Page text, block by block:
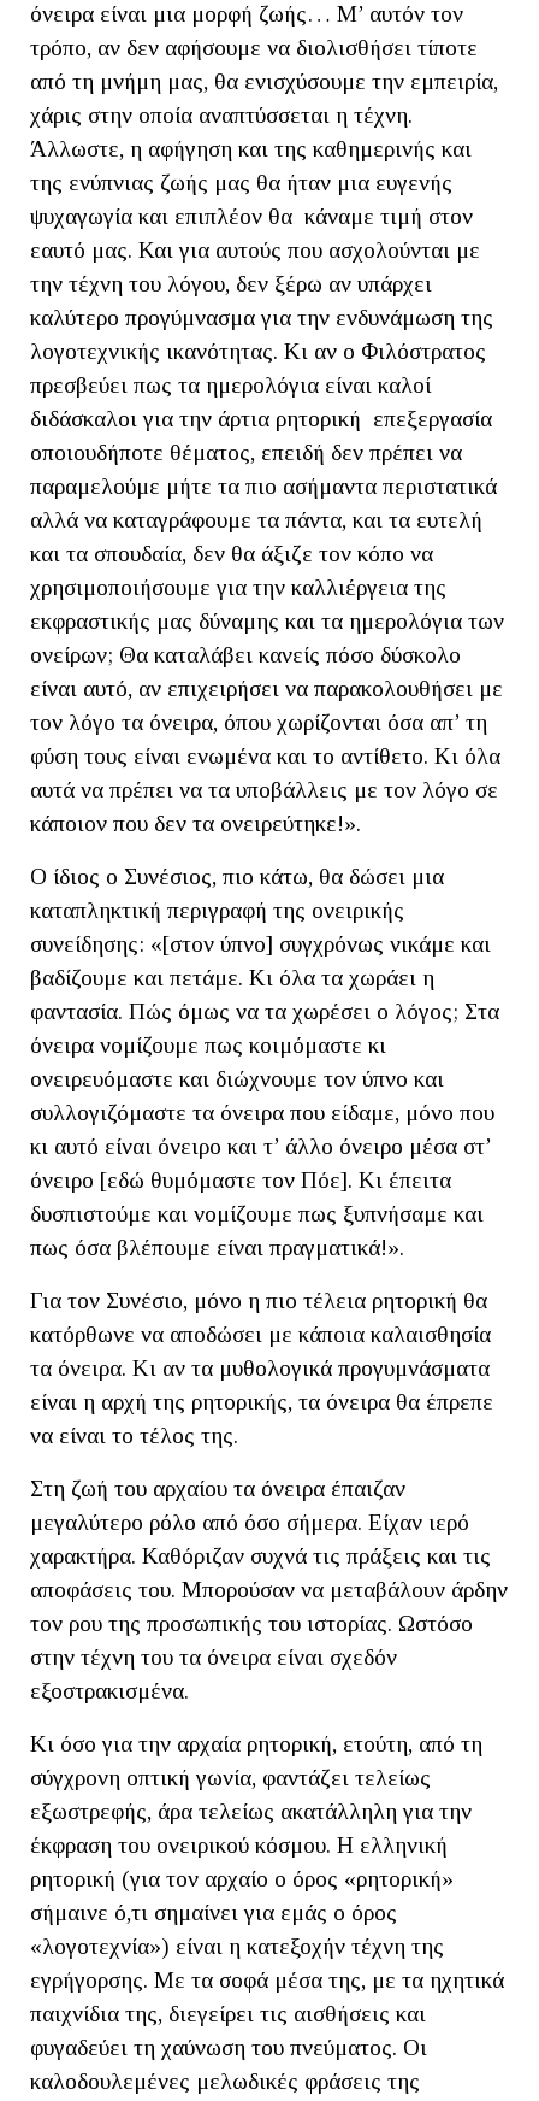
όνειρα είναι μια μορφή ζωής… Μ’ αυτόν τον
τρόπο, αν δεν αφήσουμε να διολισθήσει τίποτε
από τη μνήμη μας, θα ενισχύσουμε την εμπειρία,
χάρις στην οποία αναπτύσσεται η τέχνη.
Άλλωστε, η αφήγηση και της καθημερινής και
της ενύπνιας ζωής μας θα ήταν μια ευγενής
ψυχαγωγία και επιπλέον θα κάναμε τιμή στον
εαυτό μας. Και για αυτούς που ασχολούνται με
την τέχνη του λόγου, δεν ξέρω αν υπάρχει
καλύτερο προγύμνασμα για την ενδυνάμωση της
λογοτεχνικής ικανότητας. Κι αν ο Φιλόστρατος
πρεσβεύει πως τα ημερολόγια είναι καλοί
διδάσκαλοι για την άρτια ρητορική επεξεργασία
οποιουδήποτε θέματος, επειδή δεν πρέπει να
παραμελούμε μήτε τα πιο ασήμαντα περιστατικά
αλλά να καταγράφουμε τα πάντα, και τα ευτελή
και τα σπουδαία, δεν θα άξιζε τον κόπο να
χρησιμοποιήσουμε για την καλλιέργεια της
εκφραστικής μας δύναμης και τα ημερολόγια των
ονείρων; Θα καταλάβει κανείς πόσο δύσκολο
είναι αυτό, αν επιχειρήσει να παρακολουθήσει με
τον λόγο τα όνειρα, όπου χωρίζονται όσα απ’ τη
φύση τους είναι ενωμένα και το αντίθετο. Κι όλα
αυτά να πρέπει να τα υποβάλλεις με τον λόγο σε
κάποιον που δεν τα ονειρεύτηκε!».
Ο ίδιος ο Συνέσιος, πιο κάτω, θα δώσει μια
καταπληκτική περιγραφή της ονειρικής
συνείδησης: «[στον ύπνο] συγχρόνως νικάμε και
βαδίζουμε και πετάμε. Κι όλα τα χωράει η
φαντασία. Πώς όμως να τα χωρέσει ο λόγος; Στα
όνειρα νομίζουμε πως κοιμόμαστε κι
ονειρευόμαστε και διώχνουμε τον ύπνο και
συλλογιζόμαστε τα όνειρα που είδαμε, μόνο που
κι αυτό είναι όνειρο και τ’ άλλο όνειρο μέσα στ’
όνειρο [εδώ θυμόμαστε τον Πόε]. Κι έπειτα
δυσπιστούμε και νομίζουμε πως ξυπνήσαμε και
πως όσα βλέπουμε είναι πραγματικά!».
Για τον Συνέσιο, μόνο η πιο τέλεια ρητορική θα
κατόρθωνε να αποδώσει με κάποια καλαισθησία
τα όνειρα. Κι αν τα μυθολογικά προγυμνάσματα
είναι η αρχή της ρητορικής, τα όνειρα θα έπρεπε
να είναι το τέλος της.
Στη ζωή του αρχαίου τα όνειρα έπαιζαν
μεγαλύτερο ρόλο από όσο σήμερα. Είχαν ιερό
χαρακτήρα. Καθόριζαν συχνά τις πράξεις και τις
αποφάσεις του. Μπορούσαν να μεταβάλουν άρδην
τον ρου της προσωπικής του ιστορίας. Ωστόσο
στην τέχνη του τα όνειρα είναι σχεδόν
εξοστρακισμένα.
Κι όσο για την αρχαία ρητορική, ετούτη, από τη
σύγχρονη οπτική γωνία, φαντάζει τελείως
εξωστρεφής, άρα τελείως ακατάλληλη για την
έκφραση του ονειρικού κόσμου. Η ελληνική
ρητορική (για τον αρχαίο ο όρος «ρητορική»
σήμαινε ό,τι σημαίνει για εμάς ο όρος
«λογοτεχνία») είναι η κατεξοχήν τέχνη της
εγρήγορσης. Με τα σοφά μέσα της, με τα ηχητικά
παιχνίδια της, διεγείρει τις αισθήσεις και
φυγαδεύει τη χαύνωση του πνεύματος. Οι
καλοδουλεμένες μελωδικές φράσεις της